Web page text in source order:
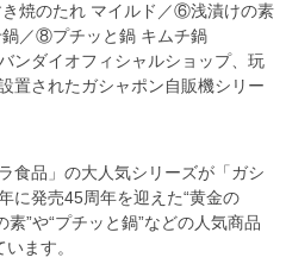
焼のたれ マイルド／⑥浅漬けの素
／⑧プチッと鍋 キムチ鍋
ンダイオフィシャルショップ、玩
置されたガシャポン⾃販機シリー
食品」の大人気シリーズが「ガシ
に発売45周年を迎えた“黄金の
”や“プチッと鍋”などの人気商品
ます。